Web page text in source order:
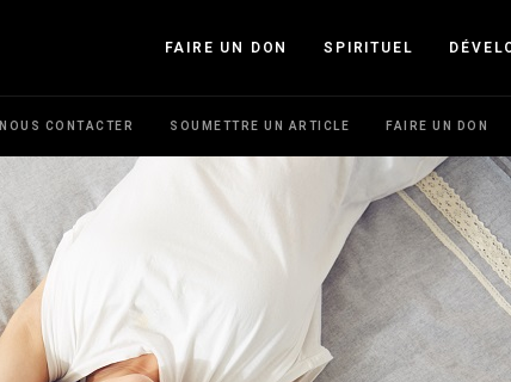
FAIRE UN DON SPIRITUEL
NOUS CONTACTER SOUMETTRE UN ARTICLE FAIRE UN DON